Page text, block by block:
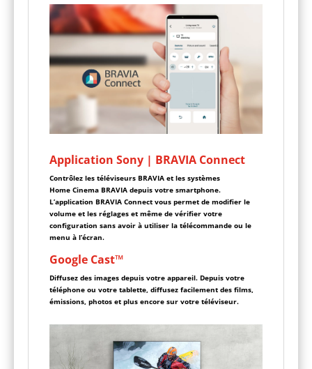
Application Sony | BRAVIA Connect
Contrôlez les téléviseurs BRAVIA et les systèmes
Home Cinema BRAVIA depuis votre smartphone.
L’application BRAVIA Connect vous permet de modifier le
volume et les réglages et même de vérifier votre
configuration sans avoir à utiliser la télécommande ou le
menu à l’écran.
Google Cast™
Diffusez des images depuis votre appareil. Depuis votre
téléphone ou votre tablette, diffusez facilement des films,
émissions, photos et plus encore sur votre téléviseur.